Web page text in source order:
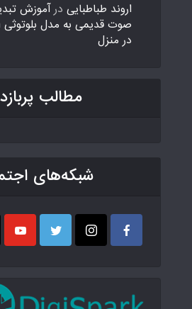
اروند طباطبایی درآموزش
در منزل
مطالب
شبکه‌های